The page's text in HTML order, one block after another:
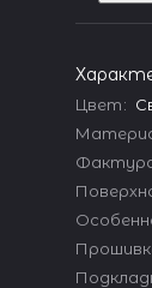
Цвет: